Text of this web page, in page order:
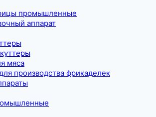
промышленные
аппарат
мяса
производства фрикаделек